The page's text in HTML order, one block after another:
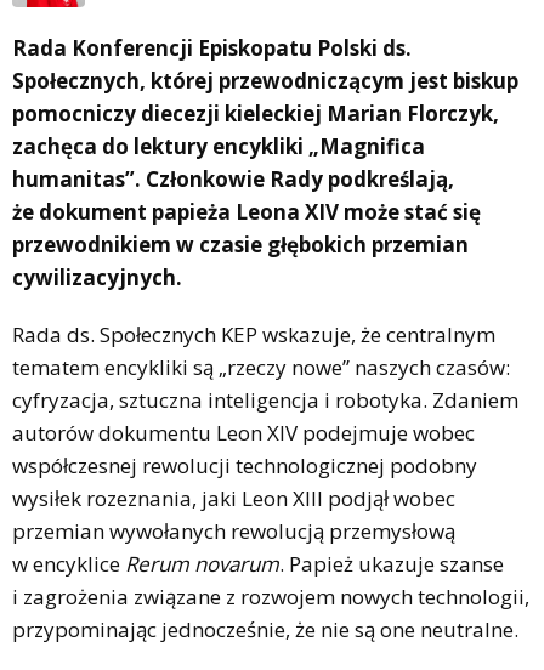
Rada Konferencji Episkopatu Polski ds.
Społecznych, której przewodniczącym jest biskup
pomocniczy diecezji kieleckiej Marian Florczyk,
zachęca do lektury encykliki „Magnifica
humanitas”. Członkowie Rady podkreślają,
że dokument papieża Leona XIV może stać się
przewodnikiem w czasie głębokich przemian
cywilizacyjnych.
Rada ds. Społecznych KEP wskazuje, że centralnym
tematem encykliki są „rzeczy nowe” naszych czasów:
cyfryzacja, sztuczna inteligencja i robotyka. Zdaniem
autorów dokumentu Leon XIV podejmuje wobec
współczesnej rewolucji technologicznej podobny
wysiłek rozeznania, jaki Leon XIII podjął wobec
przemian wywołanych rewolucją przemysłową
w encyklice Rerum novarum. Papież ukazuje szanse
i zagrożenia związane z rozwojem nowych technologii,
przypominając jednocześnie, że nie są one neutralne.